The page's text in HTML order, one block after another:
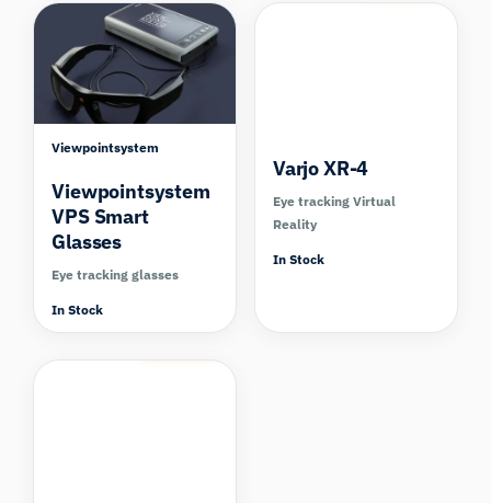
Viewpointsystem
Viewpointsystem
VPS Smart
Glasses
Eye tracking glasses
In Stock
Varjo XR-4
Eye tracking Virtual
Reality
In Stock
Compare